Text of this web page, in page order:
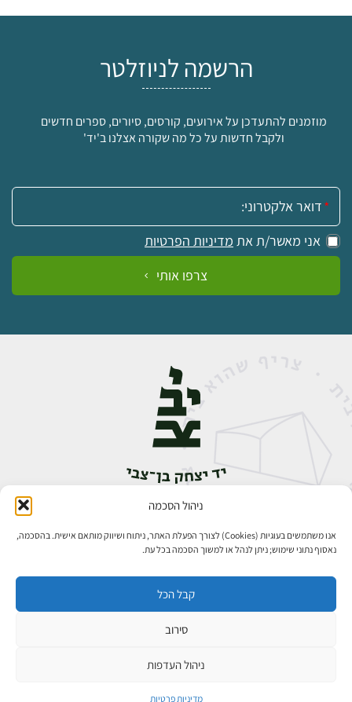
ניהול הסכמה
אנו משתמשים בעוגיות (Cookies) לצורך הפעלת האתר, ניתוח ושיווק מותאם אישית. בהסכמה,
נאסוף נתוני שימוש; ניתן לנהל או למשוך הסכמה בכל עת.
קבל הכל
סירוב
ניהול העדפות
מדיניות פרטיות
הרשמה לניוזלטר
מוזמנים להתעדכן על אירועים, קורסים, סיורים, ספרים חדשים
ולקבל חדשות על כל מה שקורה אצלנו ב'יד'
אימייל:
אני מאשר/ת את מדיניות הפרטיות
צרפו אותי
אבן גבירול 14, רחביה, ירושלים
פיתוח אתרים